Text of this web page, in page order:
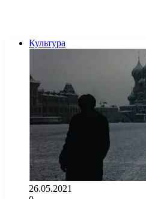
Культура
26.05.2021